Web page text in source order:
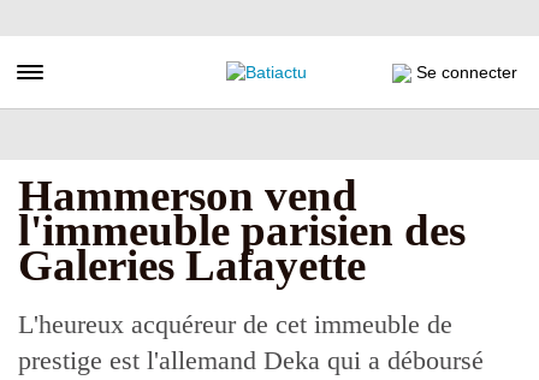
au
principal
Toggle navigation Se connecter
Hammerson vend
l'immeuble parisien des
Galeries Lafayette
L'heureux acquéreur de cet immeuble de
prestige est l'allemand Deka qui a déboursé